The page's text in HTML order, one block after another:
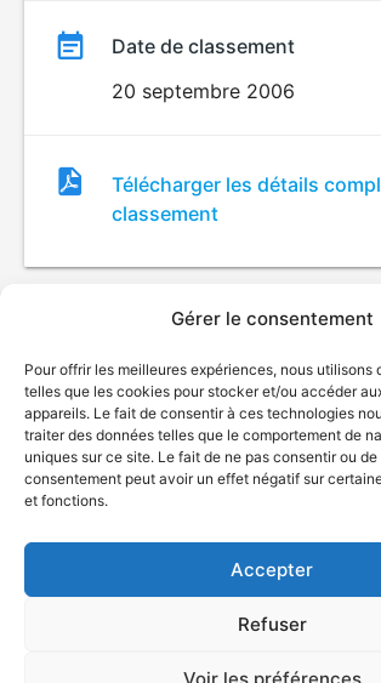
Gérer le consentement
Pour offrir les meilleures expériences, nous utilisons
telles que les cookies pour stocker et/ou accéder
appareils. Le fait de consentir à ces technologies
traiter des données telles que le comportement de
uniques sur ce site. Le fait de ne pas consentir ou de
consentement peut avoir un effet négatif sur
et fonctions.
Accepter
Refuser
Voir les préférences
Date de classement
20 septembre 2006
Fichier
de
classement
Télécharger les détails
classement
© Gouvernement du Québec,
Accessibilité
Déclaration de services